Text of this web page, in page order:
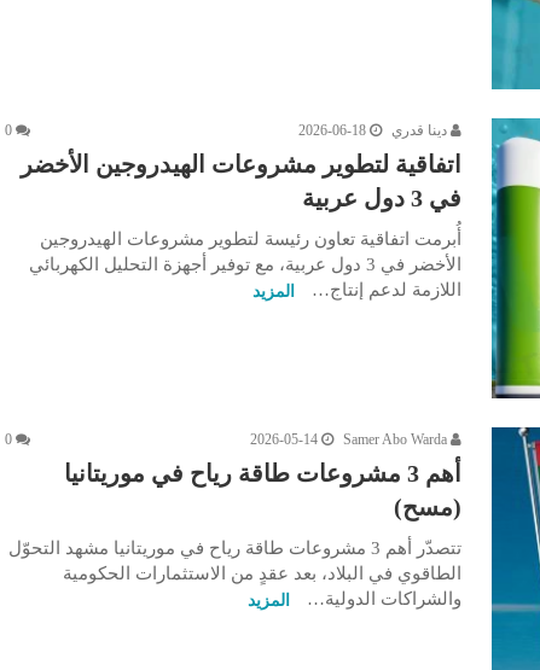
دينا قدري 2026-06-18
0
اتفاقية لتطوير مشروعات الهيدروجين الأخضر
في 3 دول عربية
أُبرمت اتفاقية تعاون رئيسة لتطوير مشروعات الهيدروجين
الأخضر في 3 دول عربية، مع توفير أجهزة التحليل الكهربائي
اللازمة لدعم إنتاج…
المزيد
Samer Abo Warda
2026-05-14
0
أهم 3 مشروعات طاقة رياح في موريتانيا
(مسح)
تتصدّر أهم 3 مشروعات طاقة رياح في موريتانيا مشهد التحوّل
الطاقوي في البلاد، بعد عقدٍ من الاستثمارات الحكومية
والشراكات الدولية…
المزيد